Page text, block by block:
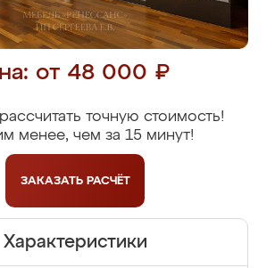
от 48 000 ₽
точную стоимость!
менее, чем за 15 минут!
ЗАКАЗАТЬ РАСЧЁТ
Характеристики